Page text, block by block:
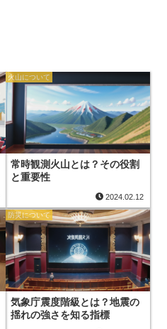
火山について
常時観測火山とは？その役割
と重要性
2024.02.12
防災について
気象庁震度階級とは？地震の
揺れの強さを知る指標